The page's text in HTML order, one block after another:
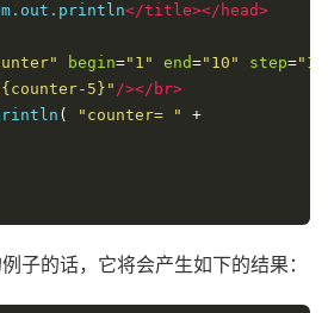
</title></head>
begin="1" end="10" step="1"
5}" /></br>
( "counter= " +
子的话，它将会产生如下的结果：